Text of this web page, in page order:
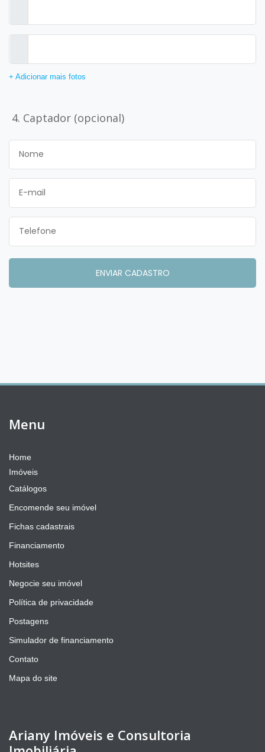
+ Adicionar mais fotos
4. Captador (opcional)
Menu
Home
Imóveis
Catálogos
Encomende seu imóvel
Fichas cadastrais
Financiamento
Hotsites
Negocie seu imóvel
Política de privacidade
Postagens
Simulador de financiamento
Contato
Mapa do site
Ariany Imóveis e Consultoria